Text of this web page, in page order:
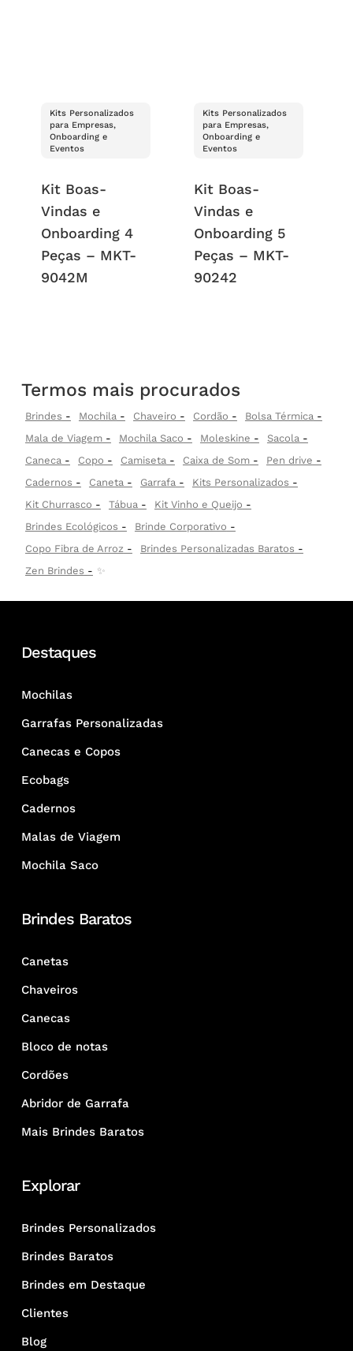
Kits Personalizados
para Empresas,
Onboarding e
Eventos
Kit Boas-
Vindas e
Onboarding 4
Peças – MKT-
9042M
Kits Personalizados
para Empresas,
Onboarding e
Eventos
Kit Boas-
Vindas e
Onboarding 5
Peças – MKT-
90242
Termos mais procurados
Brindes Mochila Chaveiro Cordão
Bolsa Térmica
Mala de Viagem
Mochila Saco Moleskine
Sacola
Caneca
Copo Camiseta Caixa de Som
Pen drive
Cadernos
Caneta Garrafa
Kits Personalizados
Kit Churrasco
Tábua
Kit Vinho e Queijo
Brindes Ecológicos
Brinde Corporativo
Copo Fibra de Arroz
Brindes Personalizadas Baratos
Zen Brindes
✨
Destaques
Mochilas
Garrafas Personalizadas
Canecas e Copos
Ecobags
Cadernos
Malas de Viagem
Mochila Saco
Brindes Baratos
Canetas
Chaveiros
Canecas
Bloco de notas
Cordões
Abridor de Garrafa
Mais Brindes Baratos
Explorar
Brindes Personalizados
Brindes Baratos
Brindes em Destaque
Clientes
Blog